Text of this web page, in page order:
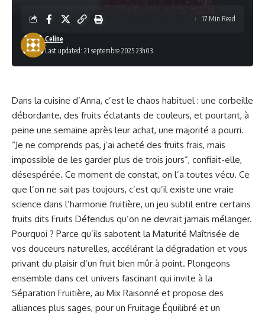
Last updated: 21 septembre 2025 23h03
Celine
17 Min Read
Dans la cuisine d’Anna, c’est le chaos habituel : une corbeille
débordante, des fruits éclatants de couleurs, et pourtant, à
peine une semaine après leur achat, une majorité a pourri.
“Je ne comprends pas, j’ai acheté des fruits frais, mais
impossible de les garder plus de trois jours”, confiait-elle,
désespérée. Ce moment de constat, on l’a toutes vécu. Ce
que l’on ne sait pas toujours, c’est qu’il existe une vraie
science dans l’harmonie fruitière, un jeu subtil entre certains
fruits dits Fruits Défendus qu’on ne devrait jamais mélanger.
Pourquoi ? Parce qu’ils sabotent la Maturité Maîtrisée de
vos douceurs naturelles, accélérant la dégradation et vous
privant du plaisir d’un fruit bien mûr à point. Plongeons
ensemble dans cet univers fascinant qui invite à la
Séparation Fruitière, au Mix Raisonné et propose des
alliances plus sages, pour un Fruitage Équilibré et un